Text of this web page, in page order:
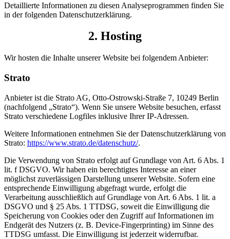
Detaillierte Informationen zu diesen Analyseprogrammen finden Sie
in der folgenden Datenschutzerklärung.
2. Hosting
Wir hosten die Inhalte unserer Website bei folgendem Anbieter:
Strato
Anbieter ist die Strato AG, Otto-Ostrowski-Straße 7, 10249 Berlin
(nachfolgend „Strato“). Wenn Sie unsere Website besuchen, erfasst
Strato verschiedene Logfiles inklusive Ihrer IP-Adressen.
Weitere Informationen entnehmen Sie der Datenschutzerklärung von
Strato: https://www.strato.de/datenschutz/.
Die Verwendung von Strato erfolgt auf Grundlage von Art. 6 Abs. 1
lit. f DSGVO. Wir haben ein berechtigtes Interesse an einer
möglichst zuverlässigen Darstellung unserer Website. Sofern eine
entsprechende Einwilligung abgefragt wurde, erfolgt die
Verarbeitung ausschließlich auf Grundlage von Art. 6 Abs. 1 lit. a
DSGVO und § 25 Abs. 1 TTDSG, soweit die Einwilligung die
Speicherung von Cookies oder den Zugriff auf Informationen im
Endgerät des Nutzers (z. B. Device-Fingerprinting) im Sinne des
TTDSG umfasst. Die Einwilligung ist jederzeit widerrufbar.